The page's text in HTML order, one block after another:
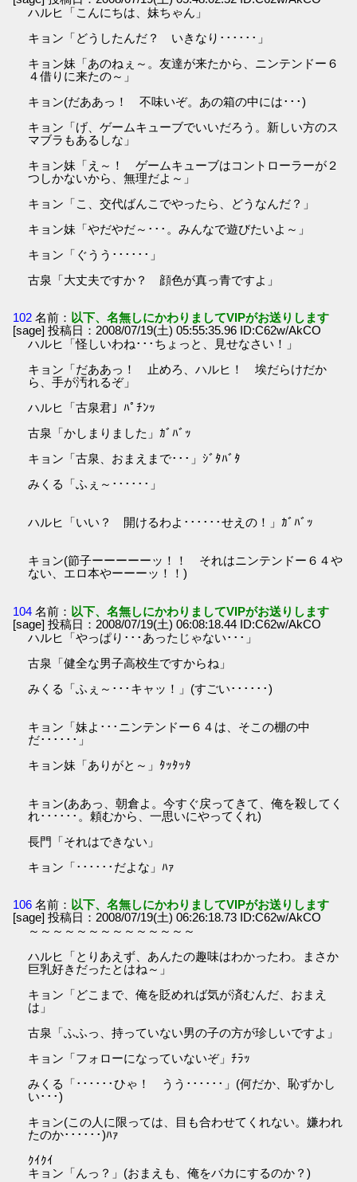
ハルヒ「こんにちは、妹ちゃん」
キョン「どうしたんだ？ いきなり･･････」
キョン妹「あのねぇ～。友達が来たから、ニンテンドー６
４借りに来たの～」
キョン(だああっ！ 不味いぞ。あの箱の中には･･･)
キョン「げ、ゲームキューブでいいだろう。新しい方のス
マブラもあるしな」
キョン妹「え～！ ゲームキューブはコントローラーが２
つしかないから、無理だよ～」
キョン「こ、交代ばんこでやったら、どうなんだ？」
キョン妹「やだやだ～･･･。みんなで遊びたいよ～」
キョン「ぐうう･･････」
古泉「大丈夫ですか？ 顔色が真っ青ですよ」
102 名前： 以下、名無しにかわりましてVIPがお送りします
[sage] 投稿日：2008/07/19(土) 05:55:35.96 ID:C62w/AkCO
ハルヒ「怪しいわね･･･ちょっと、見せなさい！」
キョン「だああっ！ 止めろ、ハルヒ！ 埃だらけだか
ら、手が汚れるぞ」
ハルヒ「古泉君」ﾊﾟﾁﾝｯ
古泉「かしまりました」ｶﾞﾊﾞｯ
キョン「古泉、おまえまで･･･」ｼﾞﾀﾊﾞﾀ
みくる「ふぇ～･･････」
ハルヒ「いい？ 開けるわよ･･････せえの！」ｶﾞﾊﾞｯ
キョン(節子ーーーーーッ！！ それはニンテンドー６４や
ない、エロ本やーーーッ！！)
104 名前： 以下、名無しにかわりましてVIPがお送りします
[sage] 投稿日：2008/07/19(土) 06:08:18.44 ID:C62w/AkCO
ハルヒ「やっぱり･･･あったじゃない･･･」
古泉「健全な男子高校生ですからね」
みくる「ふぇ～･･･キャッ！」(すごい･･････)
キョン「妹よ･･･ニンテンドー６４は、そこの棚の中
だ･･････」
キョン妹「ありがと～」ﾀｯﾀｯﾀ
キョン(ああっ、朝倉よ。今すぐ戻ってきて、俺を殺してく
れ･･････。頼むから、一思いにやってくれ)
長門「それはできない」
キョン「･･････だよな」ﾊｧ
106 名前： 以下、名無しにかわりましてVIPがお送りします
[sage] 投稿日：2008/07/19(土) 06:26:18.73 ID:C62w/AkCO
～～～～～～～～～～～～～～
ハルヒ「とりあえず、あんたの趣味はわかったわ。まさか
巨乳好きだったとはね～」
キョン「どこまで、俺を貶めれば気が済むんだ、おまえ
は」
古泉「ふふっ、持っていない男の子の方が珍しいですよ」
キョン「フォローになっていないぞ」ﾁﾗｯ
みくる「･･････ひゃ！ うう･･････」(何だか、恥ずかし
い･･･)
キョン(この人に限っては、目も合わせてくれない。嫌われ
たのか･･････)ﾊｧ
ｸｲｸｲ
キョン「んっ？」(おまえも、俺をバカにするのか？)